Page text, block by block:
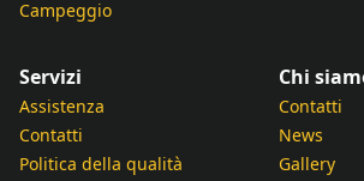
Campeggio
Servizi
Assistenza
Contatti
Politica della qualità
Chi
Contatti
News
Gallery